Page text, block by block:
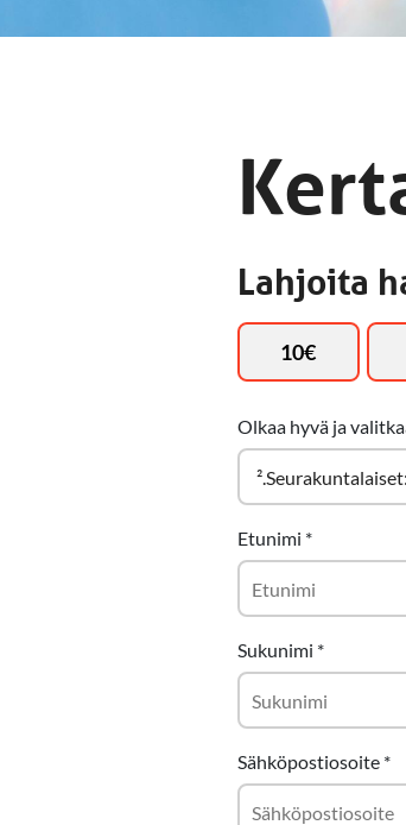
Lahjoita
Olkaa hyvä ja
10€
Etunimi *
Sukunimi *
Sähköpostiosoite *